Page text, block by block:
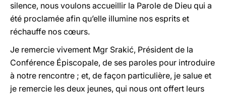
silence, nous voulons accueillir la Parole de Dieu qui a
été proclamée afin qu’elle illumine nos esprits et
réchauffe nos cœurs.
Je remercie vivement Mgr Srakić, Président de la
Conférence Épiscopale, de ses paroles pour introduire
à notre rencontre ; et, de façon particulière, je salue et
je remercie les deux jeunes, qui nous ont offert leurs